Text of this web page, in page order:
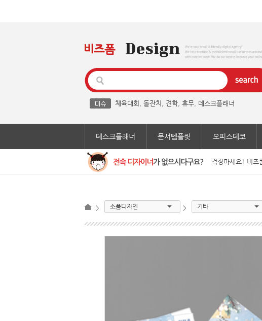
체육대회 돌잔치 견학 휴무 데스크플래너
데스크플래너 문서템플릿 오피스데코
걱정마세요! 비즈
> 소품디자인 > 기타